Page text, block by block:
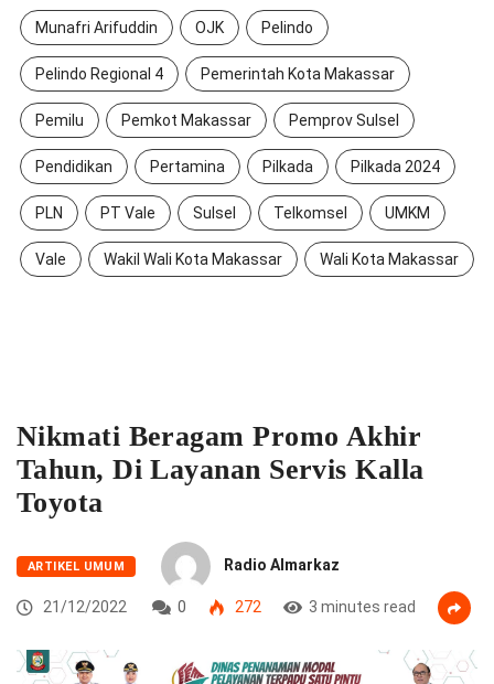
Munafri Arifuddin OJK Pelindo
Pelindo Regional 4 Pemerintah Kota Makassar
Pemilu Pemkot Makassar Pemprov Sulsel
Pendidikan Pertamina Pilkada Pilkada 2024
PLN PT Vale Sulsel Telkomsel UMKM
Vale Wakil Wali Kota Makassar Wali Kota Makassar
Nikmati Beragam Promo Akhir
Tahun, Di Layanan Servis Kalla
Toyota
ARTIKEL UMUM Radio Almarkaz
21/12/2022 0 272 3 minutes read